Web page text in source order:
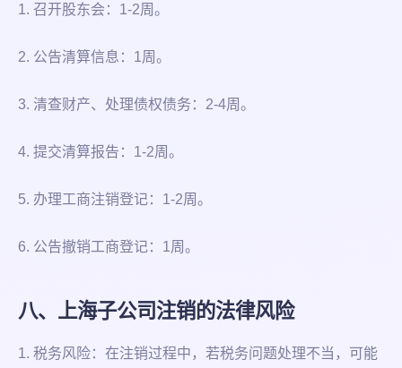
1. 召开股东会：1-2周。
2. 公告清算信息：1周。
3. 清查财产、处理债权债务：2-4周。
4. 提交清算报告：1-2周。
5. 办理工商注销登记：1-2周。
6. 公告撤销工商登记：1周。
八、上海子公司注销的法律风险
1. 税务风险：在注销过程中，若税务问题处理不当，可能